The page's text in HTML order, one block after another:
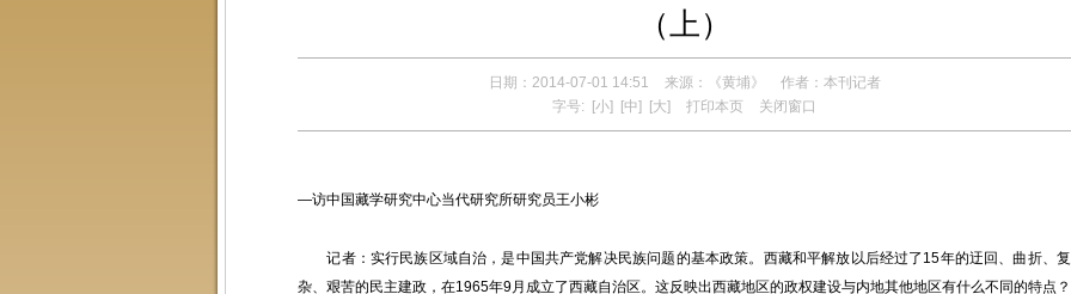
（上）
日期：2014-07-01 14:51 来源：《黄埔》
作者：本刊记者
字号:
[小] [中] [大] 打印本页 关闭窗口
—访中国藏学研究中心当代研究所研究员王小彬
记者：实行民族区域自治，是中国共产党解决民族问题的基本政策。西藏和平解放以后经过了15年的迂回、曲折、复
杂、艰苦的民主建政，在1965年9月成立了西藏自治区。这反映出西藏地区的政权建设与内地其他地区有什么不同的特点？